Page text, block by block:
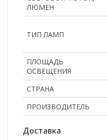
ЛЮМЕН
ТИП ЛАМП
ПЛОЩАДЬ
ОСВЕЩЕНИЯ
СТРАНА
ПРОИЗВОДИТЕЛЬ
Доставка